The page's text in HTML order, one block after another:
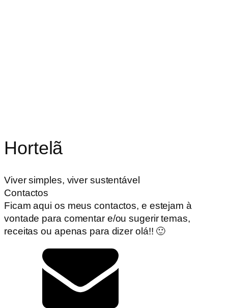
Hortelã
Viver simples, viver sustentável
Contactos
Ficam aqui os meus contactos, e estejam à
vontade para comentar e/ou sugerir temas,
receitas ou apenas para dizer olá!! 🙂